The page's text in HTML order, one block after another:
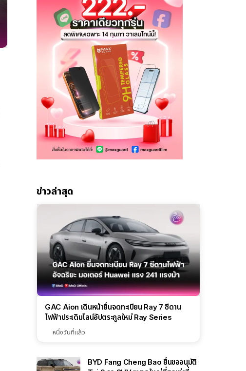
ข่าวล่าสุด
GAC Aion เดินหน้ายื่นจดทะเบียน Ray 7 ซีดาน
ไฟฟ้าประเดิมไลน์อัปตระกูลใหม่ Ray Series
หนึ่งวันที่แล้ว
BYD Fang Cheng Bao ยื่นขออนุมัติ